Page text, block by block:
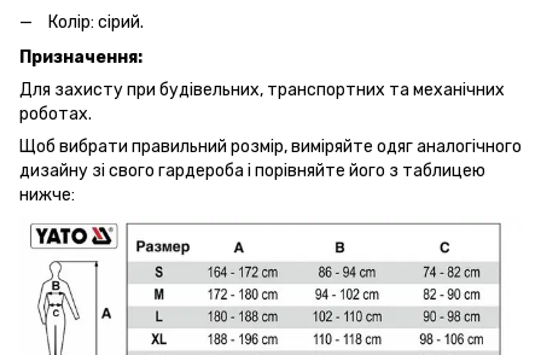
Колір: сірий.
Призначення:
Для захисту при будівельних, транспортних та механічних
роботах.
Щоб вибрати правильний розмір, виміряйте одяг аналогічного
дизайну зі свого гардероба і порівняйте його з таблицею
нижче: